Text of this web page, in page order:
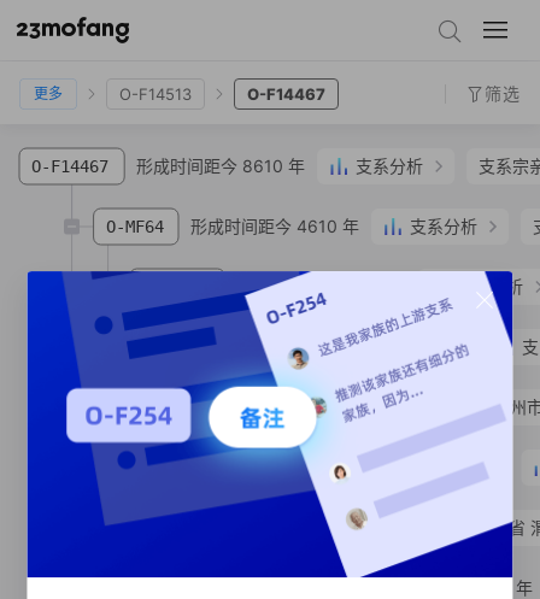
O-FGC16847
更多 O-F14513 O-F14467 筛选
O-F14467 形成时间距今 8610 年 支系分析 支系宗
O-MF64 形成时间距今 4610 年 支系分析
形成时间距今 3150 年 支系分析
O-MF412622 形成时间距今 2910 年
O-MV145167张**汉族 安徽省 亳州
O-FGC17440 形成时间距今 2880 年
O-MF412608 陕西省
形成时间距今 1230 年